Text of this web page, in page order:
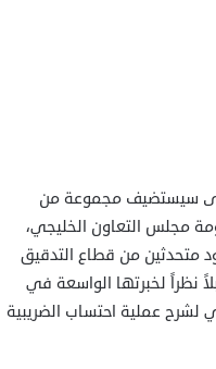
سيستضيف مجموعة من
مجلس التعاون الخليجي،
متحدثين من قطاع التدقيق
نظراً لخبرتها الواسعة في
عملية احتساب الضريبية